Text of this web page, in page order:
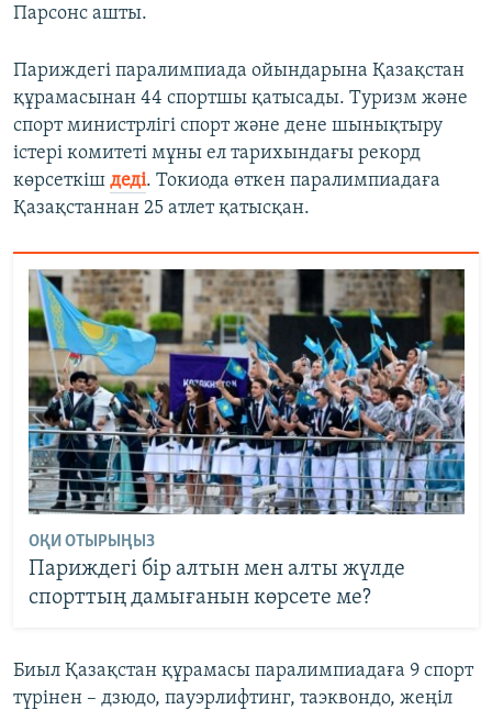
Парсонс ашты.
Париждегі паралимпиада ойындарына Қазақстан
құрамасынан 44 спортшы қатысады. Туризм және
спорт министрлігі спорт және дене шынықтыру
істері комитеті мұны ел тарихындағы рекорд
көрсеткіш деді. Токиода өткен паралимпиадаға
Қазақстаннан 25 атлет қатысқан.
ОҚИ ОТЫРЫҢЫЗ
Париждегі бір алтын мен алты жүлде
спорттың дамығанын көрсете ме?
Биыл Қазақстан құрамасы паралимпиадаға 9 спорт
түрінен – дзюдо, пауэрлифтинг, таэквондо, жеңіл